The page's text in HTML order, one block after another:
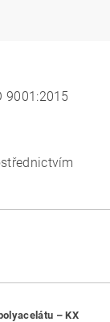
9001:2015
– KX